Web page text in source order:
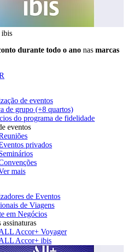
durante todo o ano nas marcas
de eventos
de grupo (+8 quartos)
do programa de fidelidade
eventos
privados
mais
de Eventos
de Viagens
em Negócios
assinaturas
Accor+ Voyager
Accor+ ibis